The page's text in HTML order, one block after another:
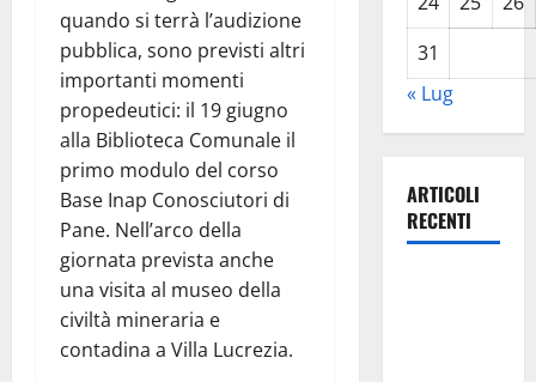
quando si terrà l’audizione
pubblica, sono previsti altri
importanti momenti
propedeutici: il 19 giugno
alla Biblioteca Comunale il
primo modulo del corso
Base Inap Conosciutori di
Pane. Nell’arco della
giornata prevista anche
una visita al museo della
civiltà mineraria e
contadina a Villa Lucrezia.
31
« Lug
ARTICOLI
RECENTI